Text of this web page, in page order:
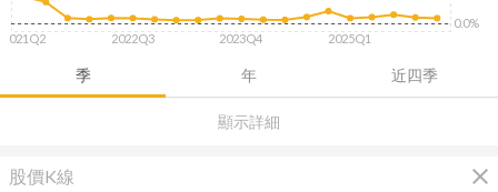
顯示詳細
季 年 近四季
2021Q2 2022Q3 2023Q4 2025Q1
0.0%
股價K線 close